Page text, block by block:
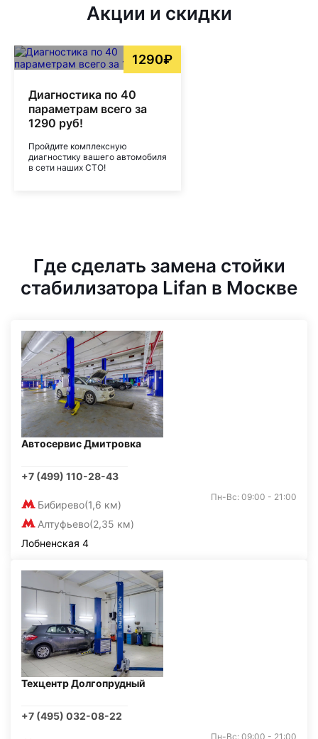
Акции и скидки
1290₽
Диагностика по 40
параметрам всего за
1290 руб!
Пройдите комплексную
диагностику вашего автомобиля
в сети наших СТО!
Где сделать замена стойки
стабилизатора Lifan в Москве
Автосервис Дмитровка
+7 (499) 110-28-43
Бибирево(1,6 км)
Алтуфьево(2,35 км)
Пн-Вс: 09:00 - 21:00
Лобненская 4
Техцентр Долгопрудный
+7 (495) 032-08-22
Пн-Вс: 09:00 - 21:00